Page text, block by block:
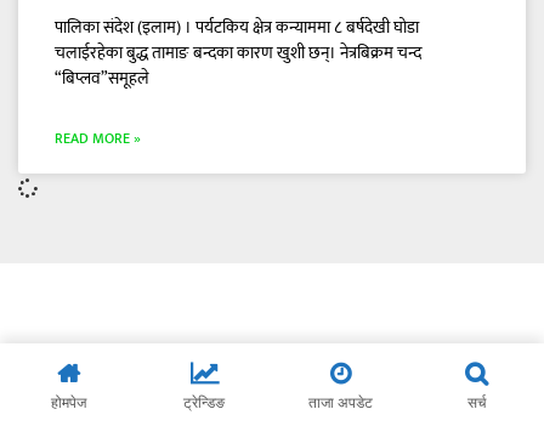
पालिका संदेश (इलाम) । पर्यटकिय क्षेत्र कन्याममा ८ बर्षदेखी घोडा
चलाईरहेका बुद्ध तामाङ बन्दका कारण खुशी छन्। नेत्रबिक्रम चन्द
“बिप्लव”समूहले
READ MORE »
होमपेज ट्रेन्डिङ ताजा अपडेट सर्च